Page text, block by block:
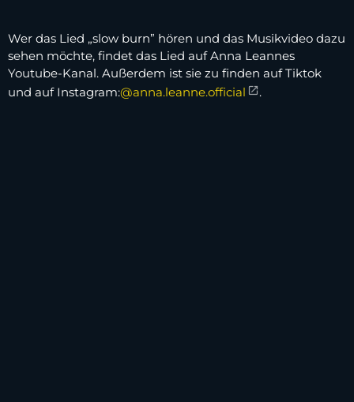
Wer das Lied „slow burn” hören und das Musikvideo dazu
sehen möchte, findet das Lied auf Anna Leannes
Youtube-Kanal. Außerdem ist sie zu finden auf Tiktok
und auf Instagram:@anna.leanne.official .